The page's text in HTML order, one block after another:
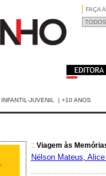
FAÇA
INFANTIL-JUVENIL | +10 ANOS
:: Viagem às
Nélson Mateus,